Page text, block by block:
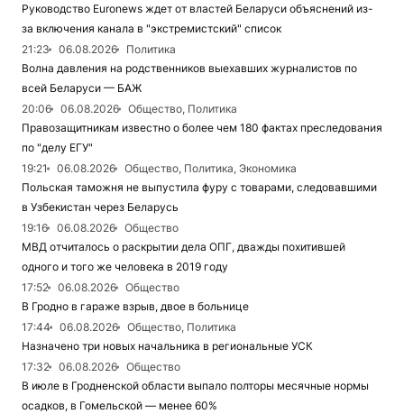
Руководство Euronews ждет от властей Беларуси объяснений из-
за включения канала в "экстремистский" список
21:23
06.08.2026
Политика
Волна давления на родственников выехавших журналистов по
всей Беларуси — БАЖ
20:06
06.08.2026
Общество, Политика
Правозащитникам известно о более чем 180 фактах преследования
по "делу ЕГУ"
19:21
06.08.2026
Общество, Политика, Экономика
Польская таможня не выпустила фуру с товарами, следовавшими
в Узбекистан через Беларусь
19:16
06.08.2026
Общество
МВД отчиталось о раскрытии дела ОПГ, дважды похитившей
одного и того же человека в 2019 году
17:52
06.08.2026
Общество
В Гродно в гараже взрыв, двое в больнице
17:44
06.08.2026
Общество, Политика
Назначено три новых начальника в региональные УСК
17:32
06.08.2026
Общество
В июле в Гродненской области выпало полторы месячные нормы
осадков, в Гомельской — менее 60%